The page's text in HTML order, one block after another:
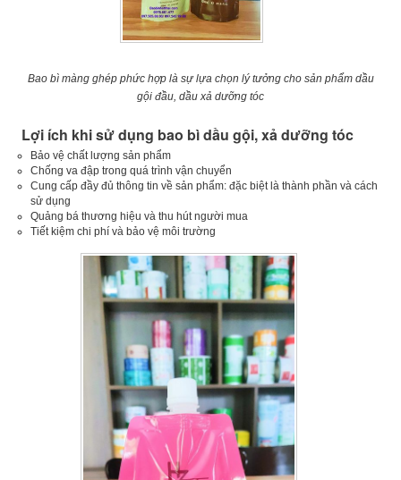
Bao bì màng ghép phức hợp là sự lựa chọn lý tưởng cho sản phẩm dầu
gội đầu, dầu xả dưỡng tóc
Lợi ích khi sử dụng bao bì dầu gội, xả dưỡng tóc
Bảo vệ chất lượng sản phẩm
Chống va đập trong quá trình vận chuyển
Cung cấp đầy đủ thông tin về sản phẩm: đặc biệt là thành phần và cách
sử dụng
Quảng bá thương hiệu và thu hút người mua
Tiết kiệm chi phí và bảo vệ môi trường